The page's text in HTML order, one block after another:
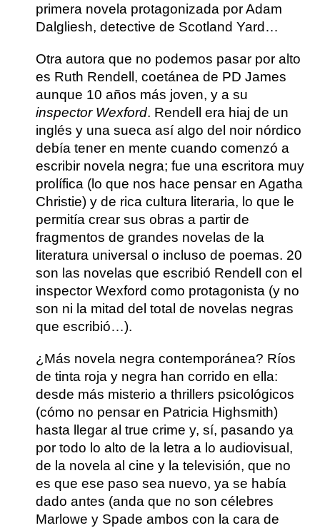
primera novela protagonizada por Adam
Dalgliesh, detective de Scotland Yard…
Otra autora que no podemos pasar por alto
es Ruth Rendell , coetánea de PD James
aunque 10 años más joven, y a su
inspector Wexford. Rendell era hiaj de un
inglés y una sueca así algo del noir nórdico
debía tener en mente cuando comenzó a
escribir novela negra; fue una escritora muy
prolífica (lo que nos hace pensar en Agatha
Christie) y de rica cultura literaria, lo que le
permitía crear sus obras a partir de
fragmentos de grandes novelas de la
literatura universal o incluso de poemas. 20
son las novelas que escribió Rendell con el
inspector Wexford como protagonista (y no
son ni la mitad del total de novelas negras
que escribió…).
¿Más novela negra contemporánea? Ríos
de tinta roja y negra han corrido en ella:
desde más misterio a thrillers psicológicos
(cómo no pensar en Patricia Highsmith)
hasta llegar al true crime y, sí, pasando ya
por todo lo alto de la letra a lo audiovisual,
de la novela al cine y la televisión, que no
es que ese paso sea nuevo, ya se había
dado antes (anda que no son célebres
Marlowe y Spade ambos con la cara de